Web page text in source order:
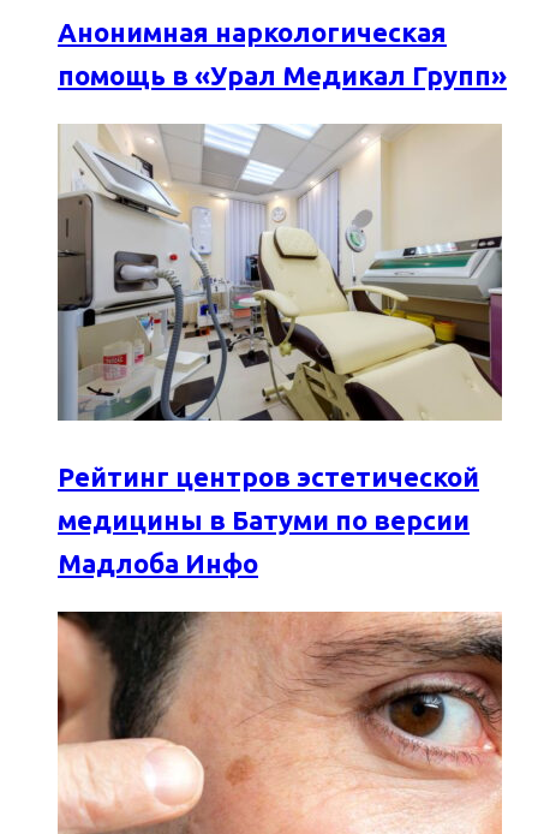
Анонимная наркологическая
помощь в «Урал Медикал Групп»
Рейтинг центров эстетической
медицины в Батуми по версии
Мадлоба Инфо